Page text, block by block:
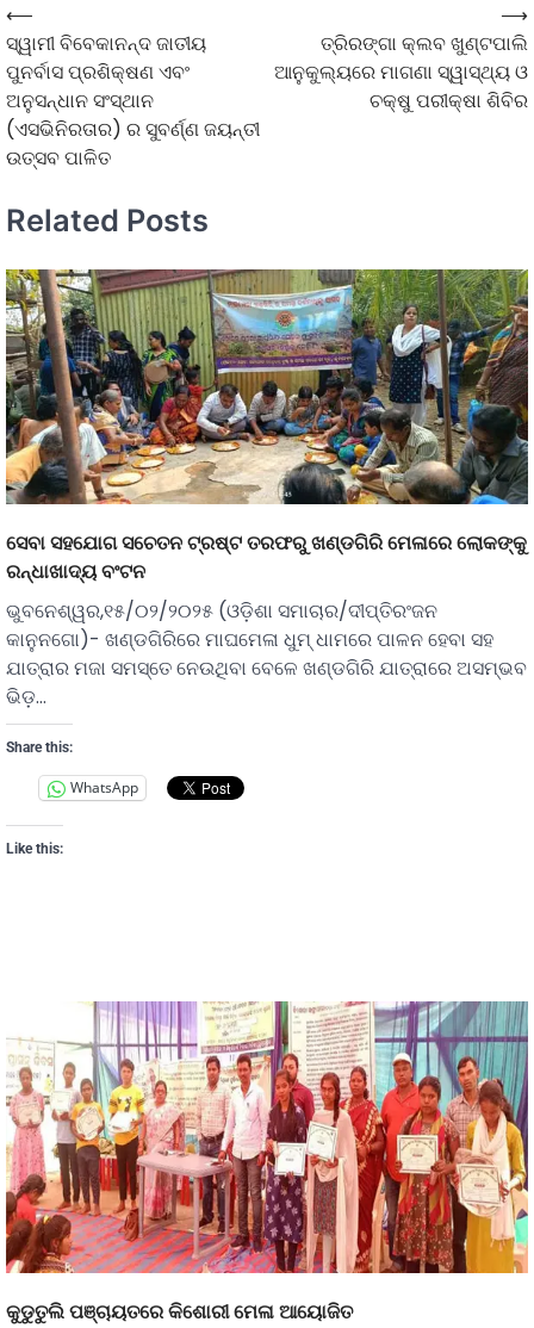
⟵
ସ୍ୱାମୀ ବିବେକାନନ୍ଦ ଜାତୀୟ
ପୁନର୍ବାସ ପ୍ରଶିକ୍ଷଣ ଏବଂ
ଅନୁସନ୍ଧାନ ସଂସ୍ଥାନ
(ଏସଭିନିରତାର) ର ସୁବର୍ଣ୍ଣ ଜୟନ୍ତୀ
ଉତ୍ସବ ପାଳିତ
ତ୍ରିରଙ୍ଗା କ୍ଲବ ଖୁଣ୍ଟପାଲି
ଆନୁକୁଲ୍ୟରେ ମାଗଣା ସ୍ୱାସ୍ଥ୍ୟ ଓ
ଚକ୍ଷୁ ପରୀକ୍ଷା ଶିବିର
⟶
Related Posts
ସେବା ସହଯୋଗ ସଚେତନ ଟ୍ରଷ୍ଟ ତରଫରୁ ଖଣ୍ଡଗିରି ମେଳାରେ ଲୋକଙ୍କୁ
ରନ୍ଧାଖାଦ୍ୟ ବଂଟନ
ଭୁବନେଶ୍ୱର,୧୫/୦୨/୨୦୨୫ (ଓଡ଼ିଶା ସମାଚାର/ଦୀପ୍ତିରଂଜନ
କାନୁନଗୋ)- ଖଣ୍ଡଗିରିରେ ମାଘମେଳା ଧୁମ୍ ଧାମରେ ପାଳନ ହେବା ସହ
ଯାତ୍ରାର ମଜା ସମସ୍ତେ ନେଉଥିବା ବେଳେ ଖଣ୍ଡଗିରି ଯାତ୍ରାରେ ଅସମ୍ଭବ
ଭିଡ଼…
Share this:
WhatsApp
Like this:
କୁଡୁତୁଲି ପଞ୍ଚାୟତରେ କିଶୋରୀ ମେଳା ଆୟୋଜିତ